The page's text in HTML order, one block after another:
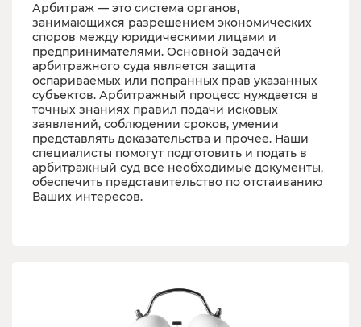
Арбитраж — это система органов,
занимающихся разрешением экономических
споров между юридическими лицами и
предпринимателями. Основной задачей
арбитражного суда является защита
оспариваемых или попранных прав указанных
субъектов. Арбитражный процесс нуждается в
точных знаниях правил подачи исковых
заявлений, соблюдении сроков, умении
представлять доказательства и прочее. Наши
специалисты помогут подготовить и подать в
арбитражный суд все необходимые документы,
обеспечить представительство по отстаиванию
Ваших интересов.